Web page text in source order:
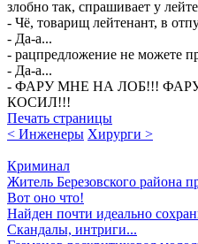
злобно так, спрашивает у
- Чё, товарищ лейтенант, в
- Да-а...
- рацпредложение не можете
- Да-а...
- ФАРУ МНЕ НА ЛОБ!!!
КОСИЛ!!!
Печать страницы
< Инженеры Хирурги >
Криминал
Житель Березовского района
Вот оно что!
Найден почти идеально
Скандалы, интриги...